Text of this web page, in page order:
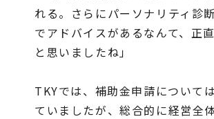
れる。さらにパーソナリティ診
でアドバイスがあるなんて、正
と思いましたね」
TKYでは、補助金申請について
ていましたが、総合的に経営全